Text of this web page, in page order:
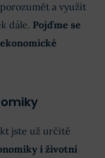
a využít
dále. Pojďme se
jste už určitě
i životní